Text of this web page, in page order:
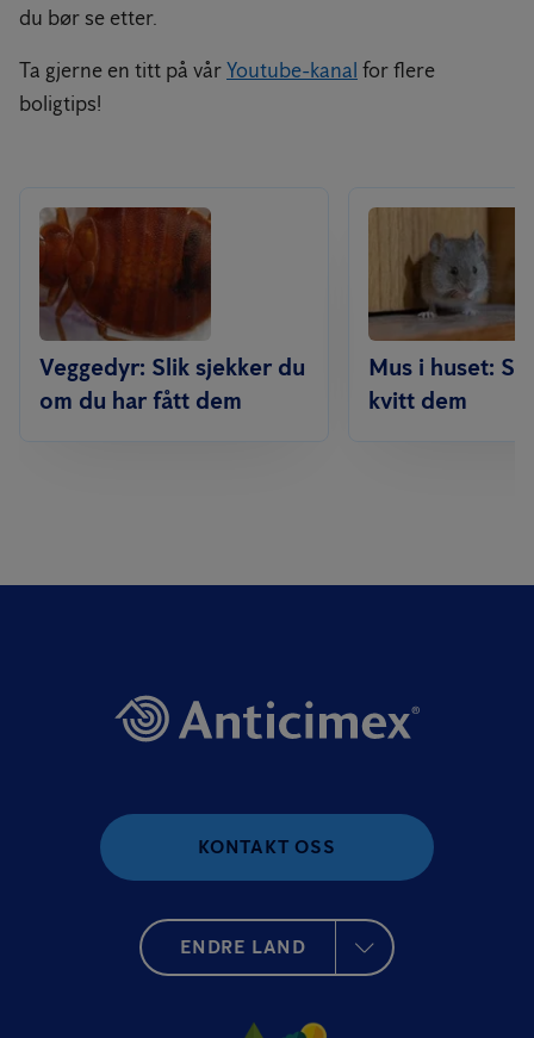
du bør se etter.
Ta gjerne en titt på vårYoutube-kanal for flere
boligtips!
Veggedyr: Slik sjekker du
om du har fått dem
Mus i huset:
kvitt dem
KONTAKT OSS
ENDRE LAND